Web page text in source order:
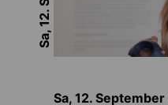
Sa, 12. September